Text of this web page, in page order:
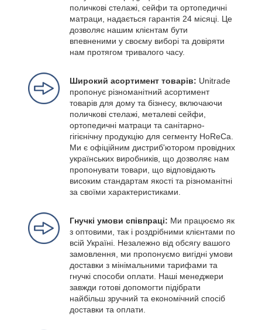
поличкові стелажі, сейфи та ортопедичні
матраци, надається гарантія 24 місяці. Це
дозволяє нашим клієнтам бути
впевненими у своєму виборі та довіряти
нам протягом тривалого часу.
Широкий асортимент товарів: Unitrade
пропонує різноманітний асортимент
товарів для дому та бізнесу, включаючи
поличкові стелажі, металеві сейфи,
ортопедичні матраци та санітарно-
гігієнічну продукцію для сегменту HoReCa.
Ми є офіційним дистриб'ютором провідних
українських виробників, що дозволяє нам
пропонувати товари, що відповідають
високим стандартам якості та різноманітні
за своїми характеристиками.
Гнучкі умови співпраці: Ми працюємо як
з оптовими, так і роздрібними клієнтами по
всій Україні. Незалежно від обсягу вашого
замовлення, ми пропонуємо вигідні умови
доставки з мінімальними тарифами та
гнучкі способи оплати. Наші менеджери
завжди готові допомогти підібрати
найбільш зручний та економічний спосіб
доставки та оплати.